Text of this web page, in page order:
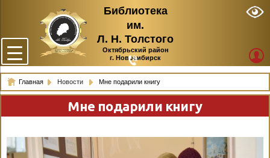
Библиотека
им.
Л. Н. Толстого
Октябрьский район
г. Новосибирск
Главная Новости Мне подарили книгу
Мне подарили книгу